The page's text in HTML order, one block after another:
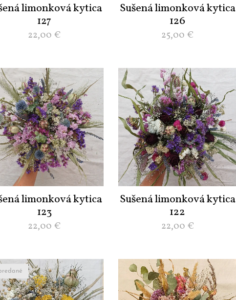
limonková kytica
127
22,00 €
Sušená limonková kytica
126
25,00 €
limonková kytica
123
22,00 €
Sušená limonková kytica
122
22,00 €